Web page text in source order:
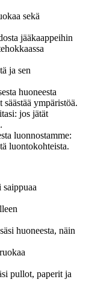
sekä
jääkaappeihin
ja sen
huoneesta
ympäristöä.
jos jätät
luonnostamme:
luontokohteista.
huoneesta, näin
pullot, paperit ja